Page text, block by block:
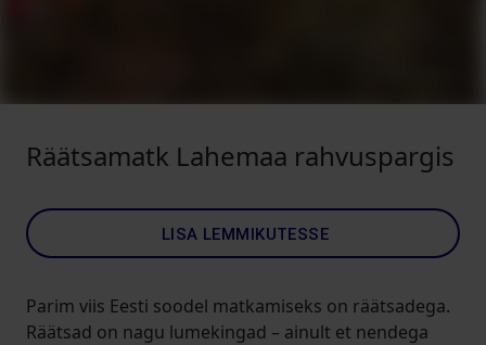
Räätsamatk Lahemaa rahvuspargis
LISA LEMMIKUTESSE
Parim viis Eesti soodel matkamiseks on räätsadega.
Räätsad on nagu lumekingad – ainult et nendega